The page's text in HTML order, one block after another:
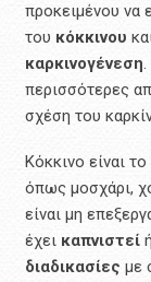
προκειμένου να
του κόκκινου
καρκινογένεση.
περισσότερες
σχέση του
Κόκκινο είναι
όπως μοσχάρι,
είναι μη
έχει καπνιστείή
διαδικασίες με